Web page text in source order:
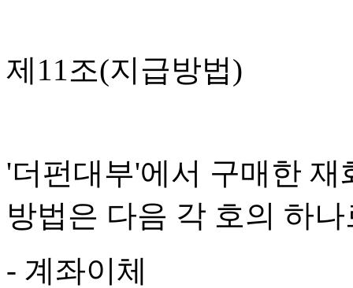
제11조(지급방법)
'더펀대부'에서 구매한
방법은 다음 각 호의 하
- 계좌이체